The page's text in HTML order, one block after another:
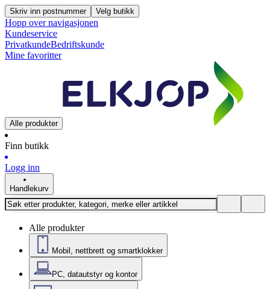
Skriv inn postnummer Velg butikk
Hopp over navigasjonen
Kundeservice
PrivatkundeBedriftskunde
Mine favoritter
Alle produkter
Finn butikk
Logg inn
Handlekurv
Alle produkter
Mobil, nettbrett og smartklokker
PC, datautstyr og kontor